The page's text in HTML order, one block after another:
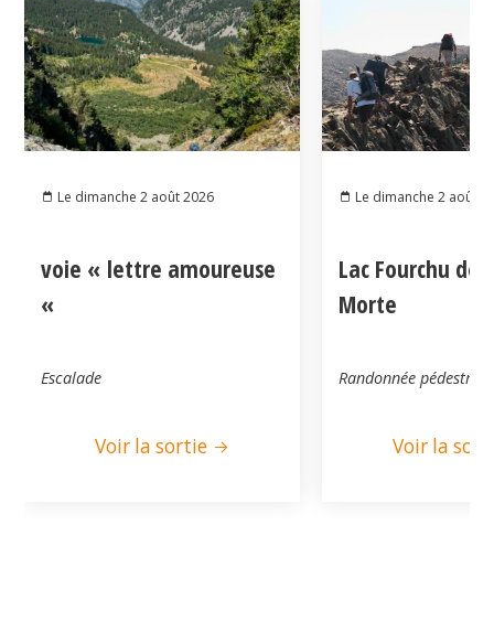
Le dimanche 2 août 2026
voie « lettre amoureuse
«
Escalade
Voir la sortie
Le dimanche 2 août
Lac Fourchu
Morte
Randonnée pédestre
Voir la